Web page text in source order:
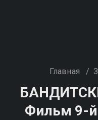
Главная /
Фильм 9-й